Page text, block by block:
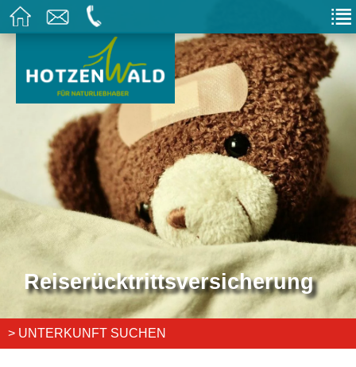
Reiserücktrittsversicherung
> UNTERKUNFT SUCHEN